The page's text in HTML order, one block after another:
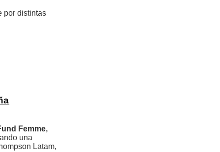
por distintas
Femme,
una
Latam,